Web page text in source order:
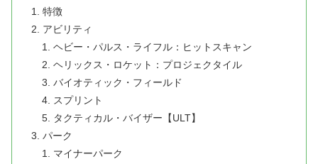
特徴
アビリティ
ヘビー・パルス・ライフル：ヒットスキャン
ヘリックス・ロケット：プロジェクタイル
バイオティック・フィールド
スプリント
タクティカル・バイザー【ULT】
パーク
マイナーパーク